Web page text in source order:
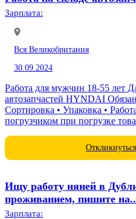
Зарплата:
Вся Великобритания
30.09.2024
Работа для мужчин 18-55 лет
автозапчастей HYNDAI Обязанности: • Проверка на брак •
Сортировка • Упаковка •
погрузчиком при погрузке товара Условия: • График 5/
Ищу работу няней в
проживанием, пишите
Зарплата: